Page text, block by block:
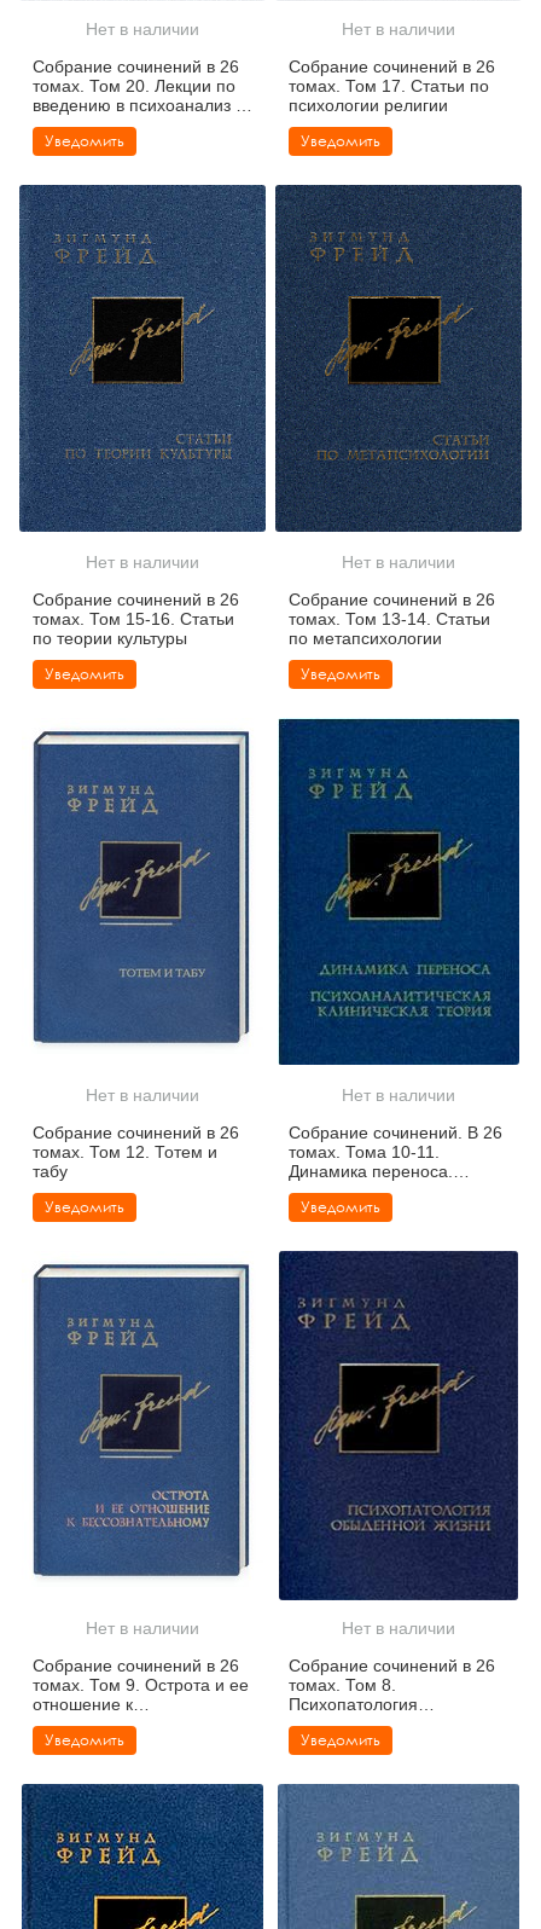
Тревожные расстройства, панические атаки
Психодрама
Сказкотерапия
Другие направления психотерапии
Классический, эриксоновский гипноз и НЛП
НЛП
Психология труда и эргономика
Психофизиология
Социальная психология
Социальная и организационная психология
Учебная литература
Классический и юнгианский психоанализ
Нет в наличии
Собрание сочинений в 26
томах. Том 20. Лекции по
введению в психоанализ /
Том 21. Новый цикл лекций
по введению в
Уведомить
Нет в наличии
Собрание сочинений в 26
томах. Том 17. Статьи по
психологии религии
Уведомить
Нет в наличии
Собрание сочинений в 26
томах. Том 15-16. Статьи
по теории культуры
Уведомить
Нет в наличии
Собрание сочинений в 26
томах. Том 13-14. Статьи
по метапсихологии
Уведомить
Нет в наличии
Собрание сочинений в 26
томах. Том 12. Тотем и
табу
Уведомить
Нет в наличии
Собрание сочинений. В 26
томах. Тома 10-11.
Динамика переноса.
Психоаналитическая
клиническая теория
Уведомить
Нет в наличии
Собрание сочинений в 26
томах. Том 9. Острота и ее
отношение к
бессознательному
Уведомить
Нет в наличии
Собрание сочинений в 26
томах. Том 8.
Психопатология
обыденной жизни
Уведомить